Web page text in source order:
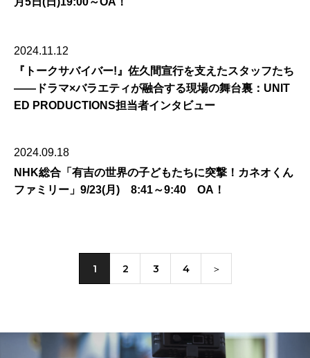
2024.11.12
『トークサバイバー!』佐久間宣行を支えたスタッフたち
――ドラマ×バラエティが融合する現場の舞台裏：UNIT
ED PRODUCTIONS担当者インタビュー
2024.09.18
NHK総合「有吉の世界の子どもたちに突撃！カネオくん
ファミリー」9/23(月) 8:41～9:40 OA！
1 2 3 4 ＞